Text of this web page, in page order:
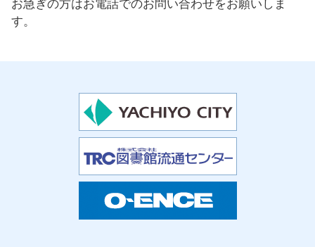
お急ぎの方はお電話でのお問い合わせをお願いしま
す。